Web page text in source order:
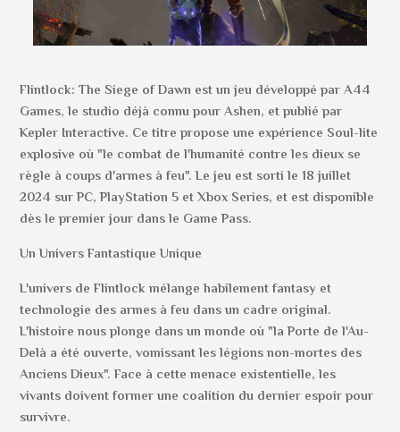
Flintlock: The Siege of Dawn est un jeu développé par A44
Games, le studio déjà connu pour Ashen, et publié par
Kepler Interactive. Ce titre propose une expérience Soul-lite
explosive où "le combat de l'humanité contre les dieux se
règle à coups d'armes à feu". Le jeu est sorti le 18 juillet
2024 sur PC, PlayStation 5 et Xbox Series, et est disponible
dès le premier jour dans le Game Pass.
Un Univers Fantastique Unique
L'univers de Flintlock mélange habilement fantasy et
technologie des armes à feu dans un cadre original.
L'histoire nous plonge dans un monde où "la Porte de l'Au-
Delà a été ouverte, vomissant les légions non-mortes des
Anciens Dieux". Face à cette menace existentielle, les
vivants doivent former une coalition du dernier espoir pour
survivre.